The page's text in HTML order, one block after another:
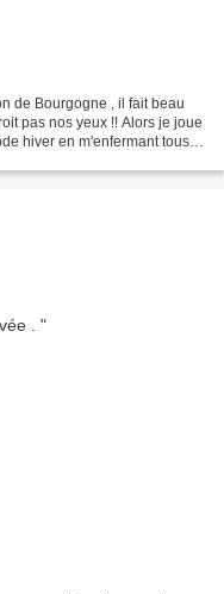
de Bourgogne , il fait beau
pas nos yeux !! Alors je joue
hiver en m'enfermant tous